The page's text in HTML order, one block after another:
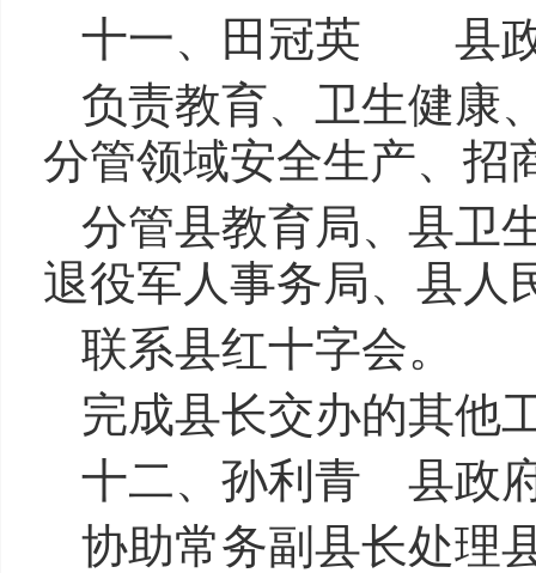
十一、田冠英 县政
负责教育、卫生健康
分管领域安全生产、招
分管县教育局、县卫
退役军人事务局、县人
联系县红十字会。
完成县长交办的其他
十二、孙利青 县政
协助常务副县长处理